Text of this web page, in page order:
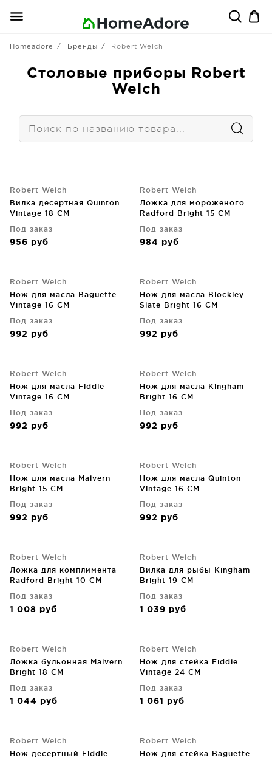
Homeadore Бренды Robert Welch
Столовые приборы Robert
Welch
Robert Welch
Вилка десертная Quinton
Vintage 18 CM
Под заказ
956 руб
Robert Welch
Ложка для мороженого
Radford Bright 15 CM
Под заказ
984 руб
Robert Welch
Нож для масла Baguette
Vintage 16 CM
Под заказ
992 руб
Robert Welch
Нож для масла Blockley
Slate Bright 16 CM
Под заказ
992 руб
Robert Welch
Нож для масла Fiddle
Vintage 16 CM
Под заказ
992 руб
Robert Welch
Нож для масла Kingham
Bright 16 CM
Под заказ
992 руб
Robert Welch
Нож для масла Malvern
Bright 15 CM
Под заказ
992 руб
Robert Welch
Нож для масла Quinton
Vintage 16 CM
Под заказ
992 руб
Robert Welch
Ложка для комплимента
Radford Bright 10 CM
Под заказ
1 008 руб
Robert Welch
Вилка для рыбы Kingham
Bright 19 CM
Под заказ
1 039 руб
Robert Welch
Ложка бульонная Malvern
Bright 18 CM
Под заказ
1 044 руб
Robert Welch
Нож для стейка Fiddle
Vintage 24 CM
Под заказ
1 061 руб
Robert Welch
Нож десертный Fiddle
Robert Welch
Нож для стейка Baguette